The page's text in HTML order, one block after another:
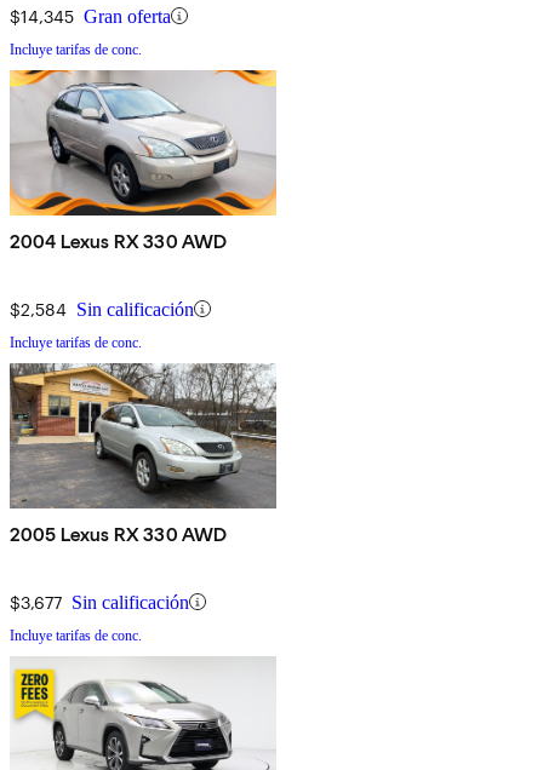
$14,345 Gran oferta
Incluye tarifas de conc.
2004 Lexus RX 330 AWD
$2,584 Sin calificación
Incluye tarifas de conc.
2005 Lexus RX 330 AWD
$3,677 Sin calificación
Incluye tarifas de conc.